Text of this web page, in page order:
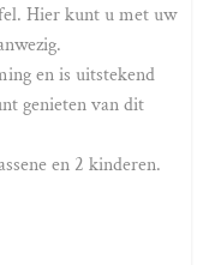
Hier kunt u met uw
en is uitstekend
genieten van dit
en 2 kinderen.